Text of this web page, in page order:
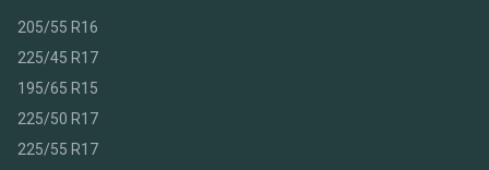
205/55 R16
225/45 R17
195/65 R15
225/50 R17
225/55 R17